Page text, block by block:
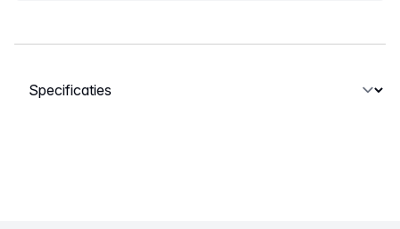
Selecteer een tabblad